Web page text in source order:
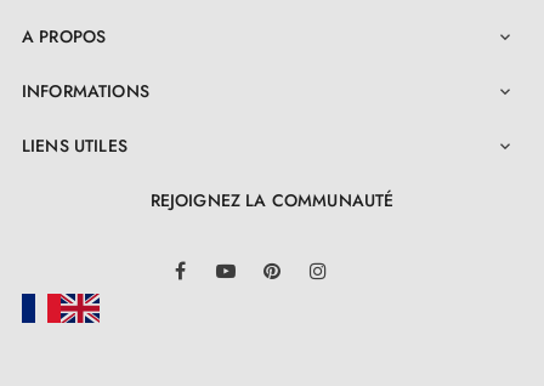
A PROPOS 
INFORMATIONS 
LIENS UTILES 
REJOIGNEZ LA COMMUNAUTÉ
FacebookYouTube Pinterest